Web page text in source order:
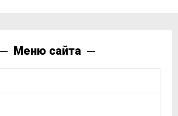
Меню сайта